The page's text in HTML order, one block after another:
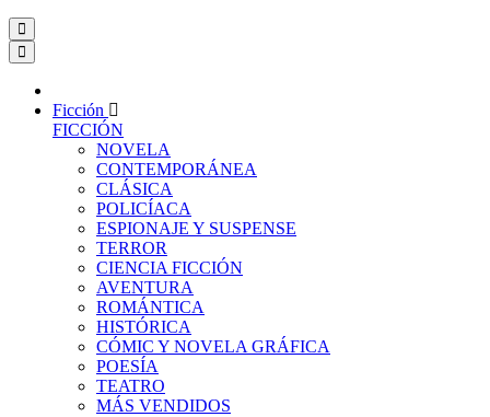
Ficción
FICCIÓN
NOVELA
CONTEMPORÁNEA
CLÁSICA
POLICÍACA
ESPIONAJE Y SUSPENSE
TERROR
CIENCIA FICCIÓN
AVENTURA
ROMÁNTICA
HISTÓRICA
CÓMIC Y NOVELA GRÁFICA
POESÍA
TEATRO
MÁS VENDIDOS